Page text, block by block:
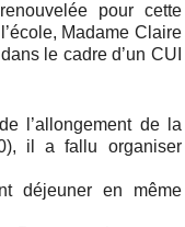
pour cette
Madame Claire
le cadre d’un CUI
l’allongement de la
il a fallu organiser
déjeuner en même